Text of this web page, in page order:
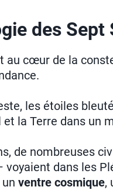
des
au cœur de la
les étoiles
la Terre dans un
de nombreuses
voyaient dans les
ventre cosmique,